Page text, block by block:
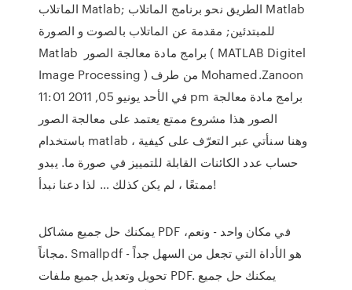
الماتلاب Matlab; الطريق نحو برنامج الماتلاب Matlab
للمبتدئين; مقدمة عن الماتلاب بالصوت و الصورة
Matlab برامج مادة معالجة الصور ( MATLAB Digitel
Image Processing ) من طرف Mohamed.Zanoon
في الأحد يونيو 05, 2011 11:01 pm برامج مادة معالجة
الصور هذا مشروع ممتع يعتمد على معالجة الصور
باستخدام matlab ، وهنا سنأتي عبر التعرّف على كيفية
حساب عدد الكائنات القابلة للتمييز في صورة ما. يبدو
ممتعًا ، لم يكن كذلك … لذا دعنا نبدأ!
يمكنك حل جميع مشاكل PDF في مكان واحد - ونعم،
مجاناً. Smallpdf - هو الأداة التي تجعل من السهل جداً
تحويل وتعديل جميع ملفات PDF. يمكنك حل جميع